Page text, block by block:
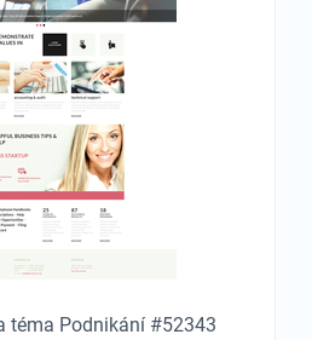
téma Podnikání #52343